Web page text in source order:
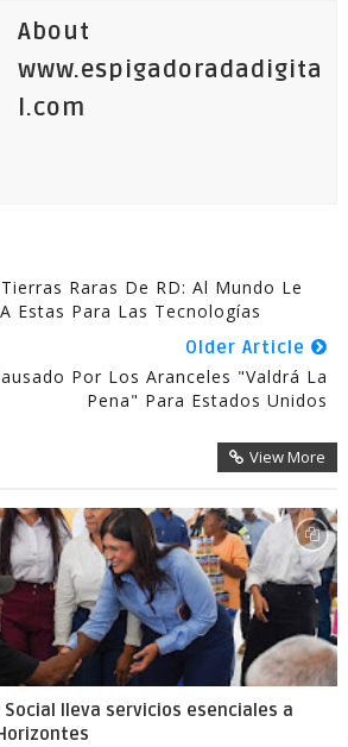
About
www.espigadoradadigita
l.com
Raras De RD: Al Mundo Le
Estas Para Las Tecnologías
Older Article
Por Los Aranceles "valdrá La
Pena" Para Estados Unidos
View More
lleva servicios esenciales a